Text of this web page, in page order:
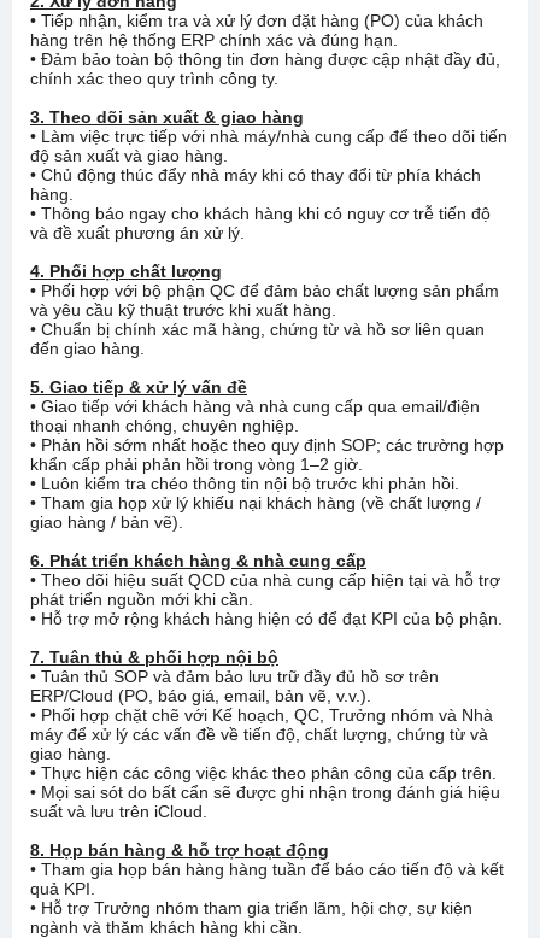
• Tiếp nhận, kiểm tra và xử lý đơn đặt hàng (PO) của khách
hàng trên hệ thống ERP chính xác và đúng hạn.
• Đảm bảo toàn bộ thông tin đơn hàng được cập nhật đầy đủ,
chính xác theo quy trình công ty.
3. Theo dõi sản xuất & giao hàng
• Làm việc trực tiếp với nhà máy/nhà cung cấp để theo dõi tiến
độ sản xuất và giao hàng.
• Chủ động thúc đẩy nhà máy khi có thay đổi từ phía khách
hàng.
• Thông báo ngay cho khách hàng khi có nguy cơ trễ tiến độ
và đề xuất phương án xử lý.
4. Phối hợp chất lượng
• Phối hợp với bộ phận QC để đảm bảo chất lượng sản phẩm
và yêu cầu kỹ thuật trước khi xuất hàng.
• Chuẩn bị chính xác mã hàng, chứng từ và hồ sơ liên quan
đến giao hàng.
5. Giao tiếp & xử lý vấn đề
• Giao tiếp với khách hàng và nhà cung cấp qua email/điện
thoại nhanh chóng, chuyên nghiệp.
• Phản hồi sớm nhất hoặc theo quy định SOP; các trường hợp
khẩn cấp phải phản hồi trong vòng 1–2 giờ.
• Luôn kiểm tra chéo thông tin nội bộ trước khi phản hồi.
• Tham gia họp xử lý khiếu nại khách hàng (về chất lượng /
giao hàng / bản vẽ).
6. Phát triển khách hàng & nhà cung cấp
• Theo dõi hiệu suất QCD của nhà cung cấp hiện tại và hỗ trợ
phát triển nguồn mới khi cần.
• Hỗ trợ mở rộng khách hàng hiện có để đạt KPI của bộ phận.
7. Tuân thủ & phối hợp nội bộ
• Tuân thủ SOP và đảm bảo lưu trữ đầy đủ hồ sơ trên
ERP/Cloud (PO, báo giá, email, bản vẽ, v.v.).
• Phối hợp chặt chẽ với Kế hoạch, QC, Trưởng nhóm và Nhà
máy để xử lý các vấn đề về tiến độ, chất lượng, chứng từ và
giao hàng.
• Thực hiện các công việc khác theo phân công của cấp trên.
• Mọi sai sót do bất cẩn sẽ được ghi nhận trong đánh giá hiệu
suất và lưu trên iCloud.
8. Họp bán hàng & hỗ trợ hoạt động
• Tham gia họp bán hàng hàng tuần để báo cáo tiến độ và kết
quả KPI.
• Hỗ trợ Trưởng nhóm tham gia triển lãm, hội chợ, sự kiện
ngành và thăm khách hàng khi cần.